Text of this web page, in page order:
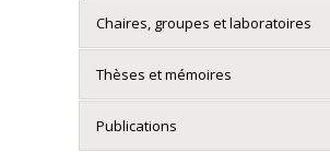
Chaires, groupes et laboratoires
Thèses et mémoires
Publications